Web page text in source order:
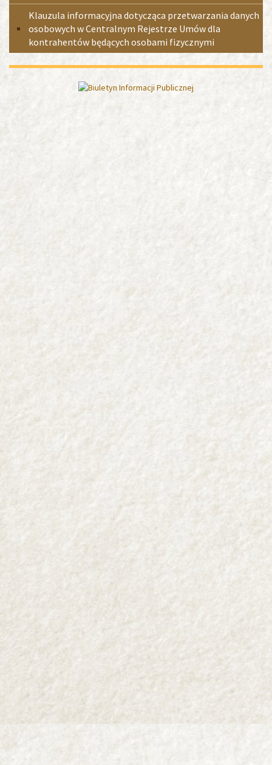
Klauzula informacyjna dotycząca przetwarzania danych
osobowych w Centralnym Rejestrze Umów dla
kontrahentów będących osobami fizycznymi